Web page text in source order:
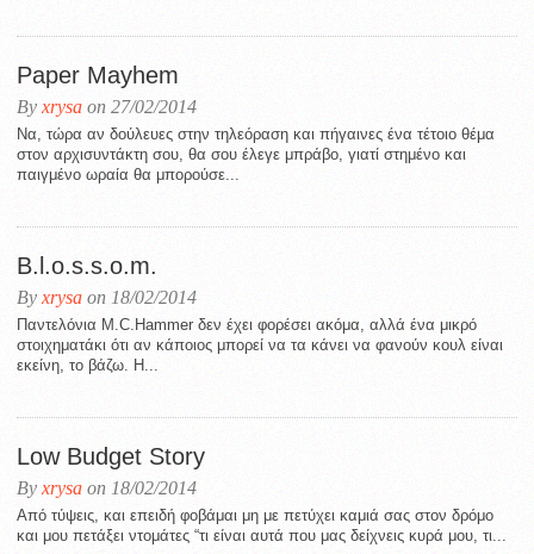
Paper Mayhem
By xrysa on 27/02/2014
Να, τώρα αν δούλευες στην τηλεόραση και πήγαινες ένα τέτοιο θέμα
στον αρχισυντάκτη σου, θα σου έλεγε μπράβο, γιατί στημένο και
παιγμένο ωραία θα μπορούσε...
B.l.o.s.s.o.m.
By xrysa on 18/02/2014
Παντελόνια M.C.Hammer δεν έχει φορέσει ακόμα, αλλά ένα μικρό
στοιχηματάκι ότι αν κάποιος μπορεί να τα κάνει να φανούν κουλ είναι
εκείνη, το βάζω. Η...
Low Budget Story
By xrysa on 18/02/2014
Από τύψεις, και επειδή φοβάμαι μη με πετύχει καμιά σας στον δρόμο
και μου πετάξει ντομάτες “τι είναι αυτά που μας δείχνεις κυρά μου, τι...